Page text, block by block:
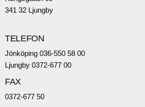
341 32 Ljungby
TELEFON
Jönköping 036-550 58 00
Ljungby 0372-677 00
FAX
0372-677 50